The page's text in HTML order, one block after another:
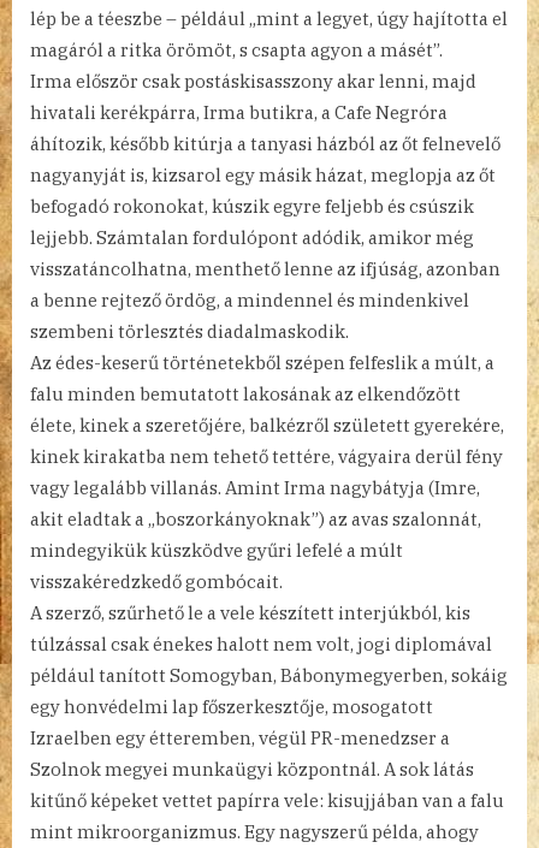
lép be a téeszbe – például „mint a legyet, úgy hajította el
magáról a ritka örömöt, s csapta agyon a másét”.
Irma először csak postáskisasszony akar lenni, majd
hivatali kerékpárra, Irma butikra, a Cafe Negróra
áhítozik, később kitúrja a tanyasi házból az őt felnevelő
nagyanyját is, kizsarol egy másik házat, meglopja az őt
befogadó rokonokat, kúszik egyre feljebb és csúszik
lejjebb. Számtalan fordulópont adódik, amikor még
visszatáncolhatna, menthető lenne az ifjúság, azonban
a benne rejtező ördög, a mindennel és mindenkivel
szembeni törlesztés diadalmaskodik.
Az édes-keserű történetekből szépen felfeslik a múlt, a
falu minden bemutatott lakosának az elkendőzött
élete, kinek a szeretőjére, balkézről született gyerekére,
kinek kirakatba nem tehető tettére, vágyaira derül fény
vagy legalább villanás. Amint Irma nagybátyja (Imre,
akit eladtak a „boszorkányoknak”) az avas szalonnát,
mindegyikük küszködve gyűri lefelé a múlt
visszakéredzkedő gombócait.
A szerző, szűrhető le a vele készített interjúkból, kis
túlzással csak énekes halott nem volt, jogi diplomával
például tanított Somogyban, Bábonymegyerben, sokáig
egy honvédelmi lap főszerkesztője, mosogatott
Izraelben egy étteremben, végül PR-menedzser a
Szolnok megyei munkaügyi központnál. A sok látás
kitűnő képeket vettet papírra vele: kisujjában van a falu
mint mikroorganizmus. Egy nagyszerű példa, ahogy